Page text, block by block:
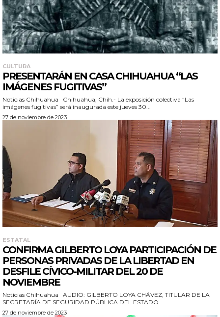
CULTURA
PRESENTARÁN EN CASA CHIHUAHUA “LAS
IMÁGENES FUGITIVAS”
Noticias Chihuahua Chihuahua, Chih.- La exposición colectiva “Las
imágenes fugitivas” será inaugurada este jueves 30...
27 de noviembre de 2023
ESTATAL
CONFIRMA GILBERTO LOYA PARTICIPACIÓN DE
PERSONAS PRIVADAS DE LA LIBERTAD EN
DESFILE CÍVICO-MILITAR DEL 20 DE
NOVIEMBRE
Noticias Chihuahua AUDIO: GILBERTO LOYA CHÁVEZ, TITULAR DE LA
SECRETARÍA DE SEGURIDAD PÚBLICA DEL ESTADO...
27 de noviembre de 2023